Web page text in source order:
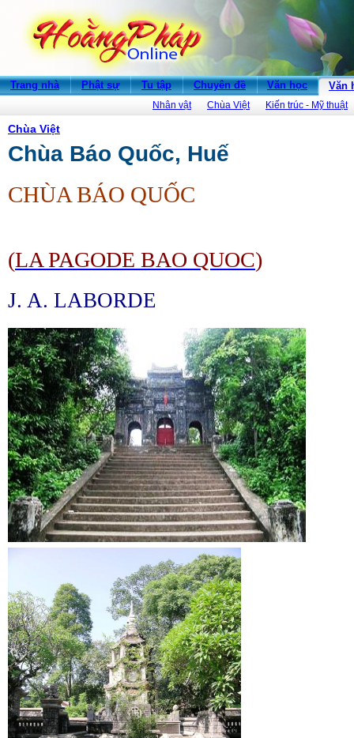
Trang nhà Phật sự Tu tập Chuyên đề Văn học Văn
Nhân vật Chùa Việt Kiến trúc - Mỹ thuật
Chùa Việt
Chùa Báo Quốc, Huế
CHÙA BÁO QUỐC
(LA PAGODE BAO QUOC)
J. A. LABORDE